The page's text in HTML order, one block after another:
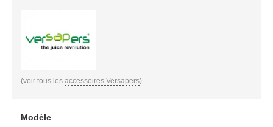
(voir tous les accessoires Versapers)
Modèle